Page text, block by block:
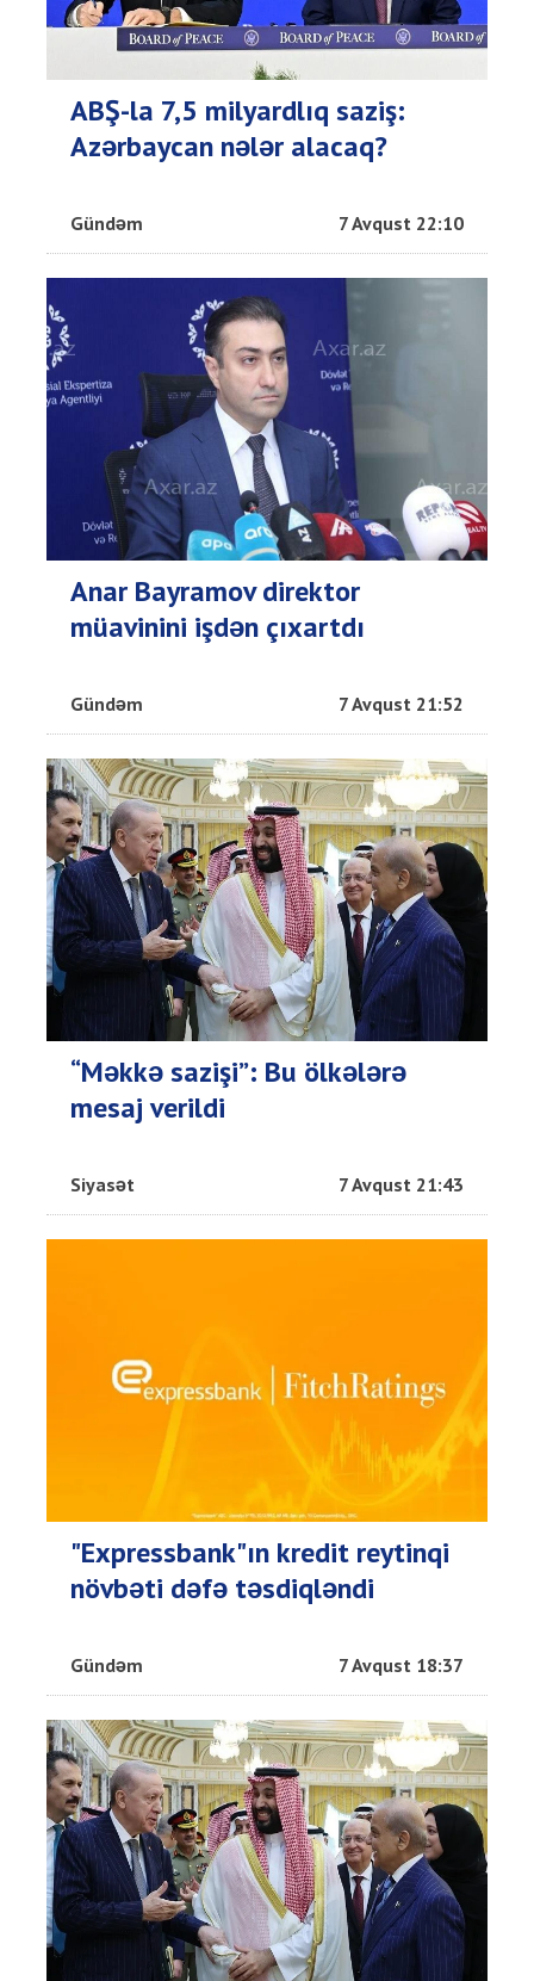
ABŞ-la 7,5 milyardlıq saziş:
Azərbaycan nələr alacaq?
Gündəm 7 Avqust 22:10
Anar Bayramov direktor
müavinini işdən çıxartdı
Gündəm 7 Avqust 21:52
“Məkkə sazişi”: Bu ölkələrə
mesaj verildi
Siyasət 7 Avqust 21:43
"Expressbank"ın kredit reytinqi
növbəti dəfə təsdiqləndi
Gündəm 7 Avqust 18:37